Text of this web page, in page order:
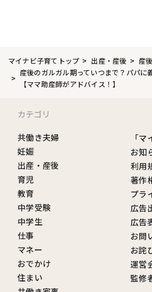
マイナビ子育てトップ 出産・産後
産
産後のガルガル期っていつまで？パパに
【ママ助産師がアドバイス！】
カテゴリ
共働き夫婦
妊娠
出産・産後
育児
教育
中学受験
中学生
仕事
マネー
おでかけ
住まい
「
お知
利用
著作
プラ
広告
広告
お問
お詫
運営
監修